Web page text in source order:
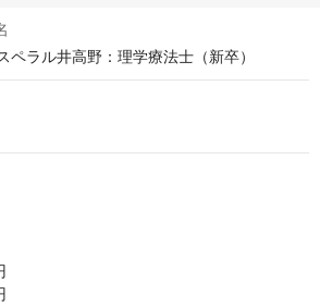
ペラル井高野：理学療法士（新卒）